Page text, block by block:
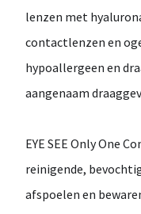
lenzen met
contactlenzen en
hypoallergeen en
aangenaam
EYE SEE Only One
reinigende,
afspoelen en